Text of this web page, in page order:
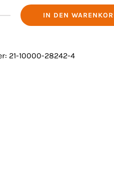
IN DEN
21-10000-28242-4